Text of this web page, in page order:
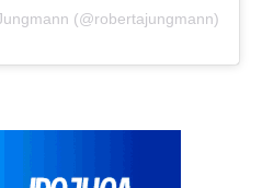
(@robertajungmann)